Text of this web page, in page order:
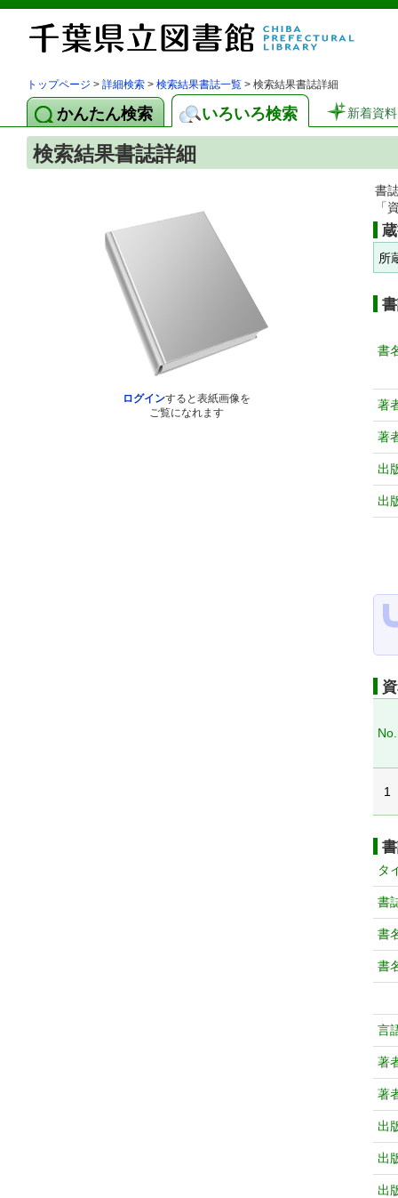
トップページ > 詳細検索 > 検索結果書誌一覧 > 検索結果書誌詳細
かんたん検索 いろいろ検索 新着資料
検索結果書誌詳細
ログインすると表紙画像を
ご覧になれます
書
「
所
書
著
著
出
出
No.
1
タ
書
書
書
言
著
著
出
出
出